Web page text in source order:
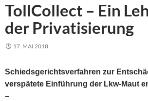
TollCollect – Ein
der Privatisierung
17. MAI 2018
Schiedsgerichtsverfahren zur
verspätete Einführung der Lkw-Maut
–